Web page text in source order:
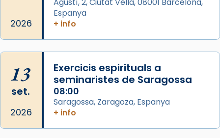
Arquebisbat de Barcelona
de Barcelona.
2 weeks ago
comitè organitzador de la visita apostòlica
del Sant Pare Lleó XIV a Barcelona, i als
col·laboradors, a la Catedral de Barcelona.
L’arquebisbe de Barcelona, el cardenal Joan
2026
Espanya
+ info
13
set.
2026
Exercicis espirituals a
seminaristes de Saragossa
08:00
Saragossa, Zaragoza, Espanya
+ info